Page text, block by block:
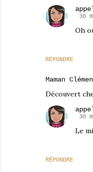
RÉPONDRE
30
Oh
Maman
Découvert
RÉPONDRE
30
Le